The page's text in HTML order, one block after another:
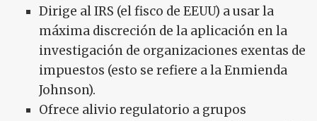
Dirige al IRS (el fisco de EEUU) a usar la
máxima discreción de la aplicación en la
investigación de organizaciones exentas de
impuestos (esto se refiere a la Enmienda
Johnson).
Ofrece alivio regulatorio a grupos